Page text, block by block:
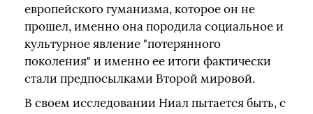
европейского гуманизма, которое он не
прошел, именно она породила социальное и
культурное явление "потерянного
поколения" и именно ее итоги фактически
стали предпосылками Второй мировой.
В своем исследовании Ниал пытается быть, с